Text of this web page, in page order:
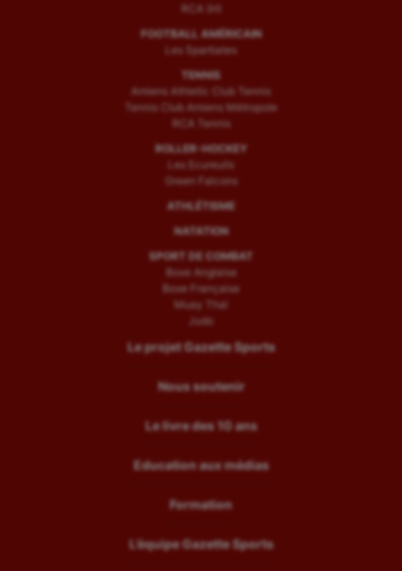
RCA (H)
FOOTBALL AMÉRICAIN
Les Spartiates
TENNIS
Amiens Athletic Club Tennis
Tennis Club Amiens Métropole
RCA Tennis
ROLLER-HOCKEY
Les Ecureuils
Green Falcons
ATHLÉTISME
NATATION
SPORT DE COMBAT
Boxe Anglaise
Boxe Française
Muay Thaï
Judo
Le projet Gazette Sports
Nous soutenir
Le livre des 10 ans
Education aux médias
Formation
L’équipe Gazette Sports